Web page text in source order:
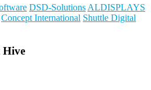
DSD-Solutions ALDISPLAYS
Concept International Shuttle Digital
Hive